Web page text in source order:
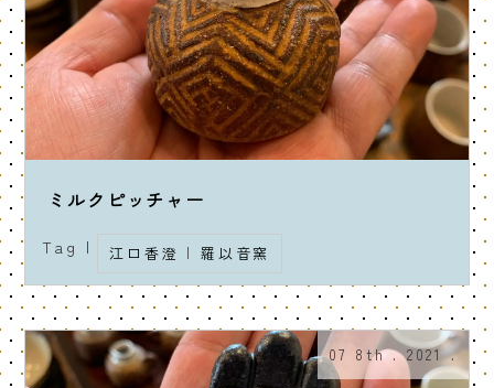
ミルクピッチャー
Tag | 江口香澄 |羅以音窯
07 8th . 2021 .